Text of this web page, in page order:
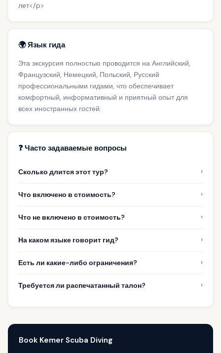
лет</p>
🌍 Язык гида
Эта экскурсия полностью проводится на Английский,
Французский, Немецкий, Польский, Русский
профессиональными гидами, что обеспечивает
комфортный, информативный и приятный опыт для
всех иностранных гостей.
❓ Часто задаваемые вопросы
Сколько длится этот тур? ›
Что включено в стоимость? ›
Что не включено в стоимость? ›
На каком языке говорит гид? ›
Есть ли какие-либо ограничения? ›
Требуется ли распечатанный талон? ›
Book Kemer Scuba Diving